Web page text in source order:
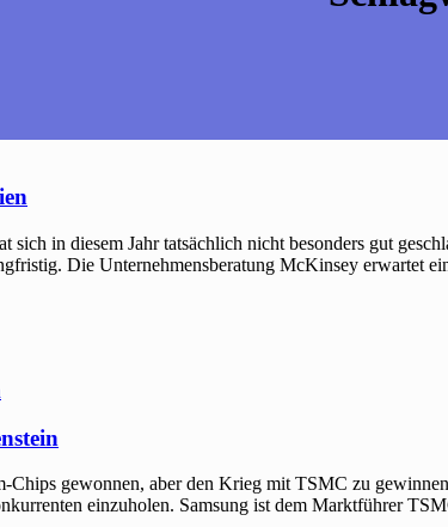
sich in diesem Jahr tatsächlich nicht besonders gut
Die Unternehmensberatung McKinsey erwartet
Chips gewonnen, aber den Krieg mit TSMC zu
einzuholen. Samsung ist dem Marktführer